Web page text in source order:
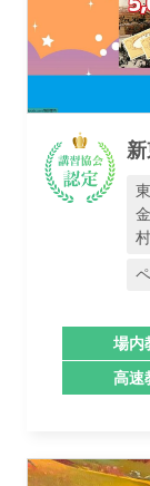
場内
高速